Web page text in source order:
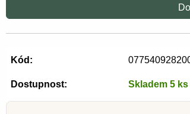
Kód:
Dostupnost: Skladem 5 ks